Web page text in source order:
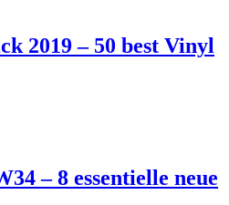
2019 – 50 best Vinyl
– 8 essentielle neue